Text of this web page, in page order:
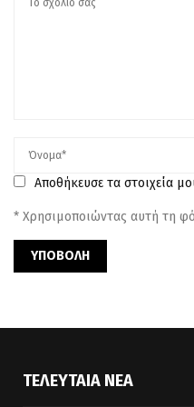
Αποθήκευσε τα στοιχεία
* Χρησιμοποιώντας αυτή τη
ΤΕΛΕΥΤΑΊΑ ΝΈΑ